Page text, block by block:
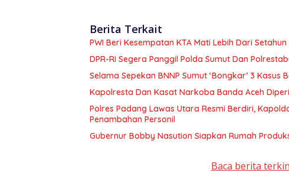
Berita Terkait
PWI Beri Kesempatan KTA Mati Lebih Dari
DPR-RI Segera Panggil Polda Sumut Dan
Selama Sepekan BNNP Sumut ‘Bongkar’ 3 Kasus
Kapolresta Dan Kasat Narkoba Banda Aceh
Polres Padang Lawas Utara Resmi Berdiri,
Penambahan Personil
Gubernur Bobby Nasution Siapkan Rumah
Baca berita